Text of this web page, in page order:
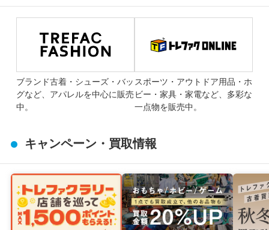
ブランド古着・シューズ・バッ
グなど、アパレルを中心に販売
中。
スポーツ・アウトドア用品・ホ
ビー・家具・家電など、多彩な
一点物を販売中。
キャンペーン・買取情報